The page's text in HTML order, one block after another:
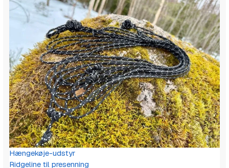
Hængekøje-udstyr
Ridgeline til presenning